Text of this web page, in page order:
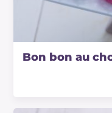
Bon bon au